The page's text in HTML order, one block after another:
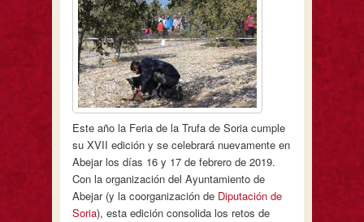
Este año la Feria de la Trufa de Soria cumple
su XVII edición y se celebrará nuevamente en
Abejar los días 16 y 17 de febrero de 2019.
Con la organización del Ayuntamiento de
Abejar (y la coorganización de Diputación de
Soria), esta edición consolida los retos de